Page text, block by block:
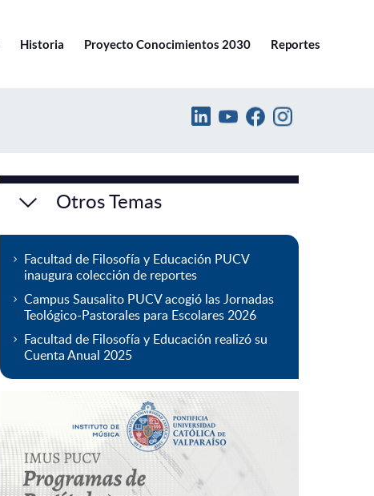
Historia Proyecto Conocimientos 2030 Reportes
Otros Temas
Facultad de Filosofía y Educación PUCV
inaugura colección de reportes
Campus Sausalito PUCV acogió las Jornadas
Teológico-Pastorales para Escolares 2026
Facultad de Filosofía y Educación realizó su
Cuenta Anual 2025